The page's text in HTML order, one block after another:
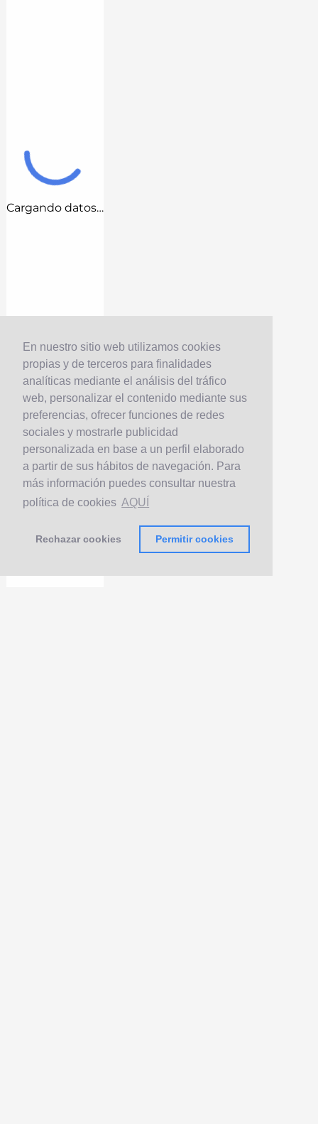
En nuestro sitio web utilizamos cookies
propias y de terceros para finalidades
analíticas mediante el análisis del tráfico
web, personalizar el contenido mediante sus
preferencias, ofrecer funciones de redes
sociales y mostrarle publicidad
personalizada en base a un perfil elaborado
a partir de sus hábitos de navegación. Para
más información puedes consultar nuestra
política de cookies AQUÍ
Rechazar cookies Permitir cookies
Cargando datos…